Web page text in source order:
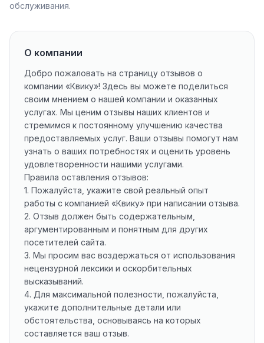
обслуживания.
О компании
Добро пожаловать на страницу отзывов о
компании «Квику»! Здесь вы можете поделиться
своим мнением о нашей компании и оказанных
услугах. Мы ценим отзывы наших клиентов и
стремимся к постоянному улучшению качества
предоставляемых услуг. Ваши отзывы помогут нам
узнать о ваших потребностях и оценить уровень
удовлетворенности нашими услугами.
Правила оставления отзывов:
1. Пожалуйста, укажите свой реальный опыт
работы с компанией «Квику» при написании отзыва.
2. Отзыв должен быть содержательным,
аргументированным и понятным для других
посетителей сайта.
3. Мы просим вас воздержаться от использования
нецензурной лексики и оскорбительных
высказываний.
4. Для максимальной полезности, пожалуйста,
укажите дополнительные детали или
обстоятельства, основываясь на которых
составляется ваш отзыв.